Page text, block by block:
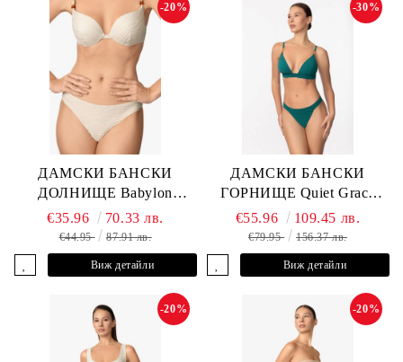
ДАМСКИ БАНСКИ
ДОЛНИЩЕ Babylon
L2613-Z-MTB MARC &
ANDRE
-20%
€35.96 70.33 лв.
€44.95 87.91 лв.
Виж детайли
ДАМСКИ БАНСКИ
ГОРНИЩЕ Quiet Grace
L2607-Y-352 MARC &
ANDRE
-30%
€55.96 109.45 лв.
€79.95 156.37 лв.
Виж детайли
-20% -20%